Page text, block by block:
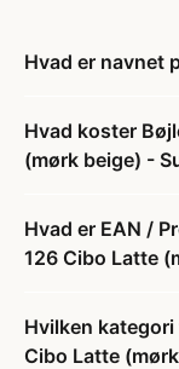
Hvad er navnet
Hvad koster
(mørk beige) -
Hvad er EAN /
126 Cibo Latte
Hvilken
Cibo Latte